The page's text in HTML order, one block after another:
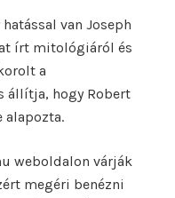
van Joseph
írt mitológiáról és
​​a
állítja, hogy Robert
alapozta.
weboldalon várják
megéri benézni